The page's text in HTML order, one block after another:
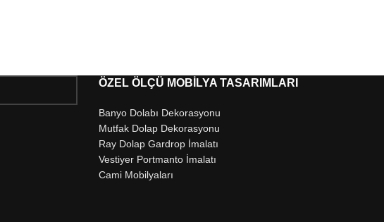
ÖZEL ÖLÇÜ MOBİLYA TASARIMLARI
Banyo Dolabı Dekorasyonu
Mutfak Dolap Dekorasyonu
Ray Dolap Gardrop İmalatı
Vestiyer Portmanto İmalatı
Cami Mobilyaları